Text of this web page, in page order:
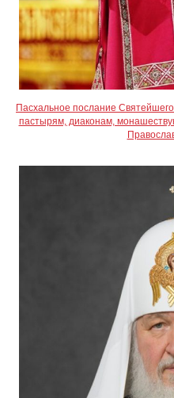
Пасхальное послание
пастырям, диаконам,